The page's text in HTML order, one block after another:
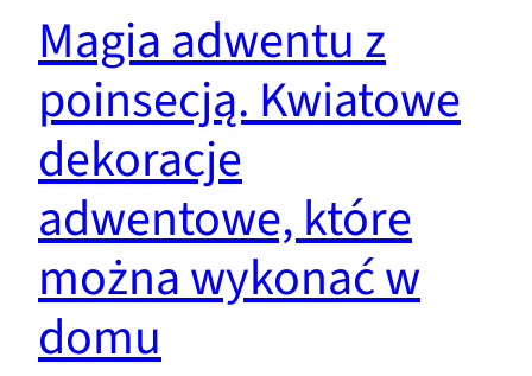
Magia adwentu z
poinsecją. Kwiatowe
dekoracje
adwentowe, które
można wykonać w
domu